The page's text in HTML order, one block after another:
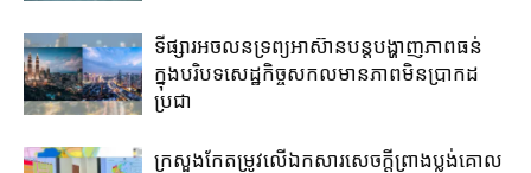
ទីផ្សារអចលនទ្រព្យ​អាស៊ាន​បន្តបង្ហាញ​ភាពធន់​
ក្នុង​បរិបទ​សេដ្ឋកិច្ចសកល​មាន​ភាព​មិន​ប្រាកដ​
ប្រជា​
ក្រសួង​កែតម្រូវលើឯកសារ​សេចក្តីព្រាង​ប្លង់​គោល​